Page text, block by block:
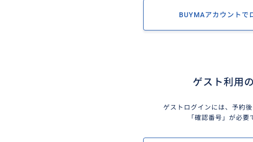
BUYMAアカウントで
ゲスト利用
ゲストログインには、予約
「確認番号」が必要